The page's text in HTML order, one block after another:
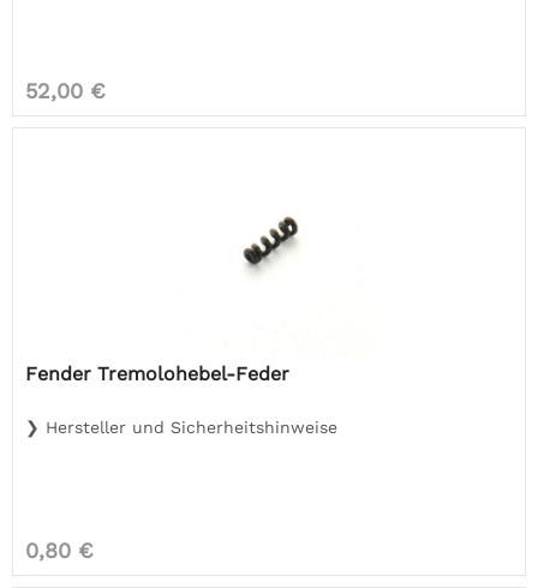
52,00 €
Fender Tremolohebel-Feder
❯ Hersteller und Sicherheitshinweise
0,80 €